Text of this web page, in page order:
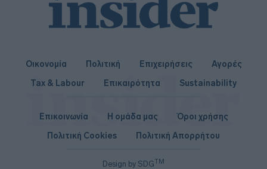
Οικονομία Πολιτική Επιχειρήσεις
Αγορές
Tax & Labour
Επικαιρότητα Sustainability
Design by SDGTM
Επικοινωνία Η ομάδα μας
Όροι χρήσης
Πολιτική Cookies
Πολιτική Απορρήτου